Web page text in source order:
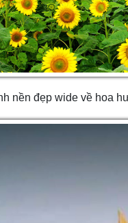
nền đẹp wide về hoa